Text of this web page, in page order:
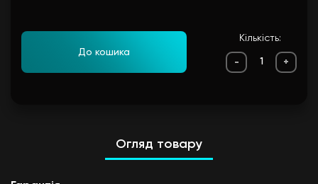
До кошика
Кількість:
- +
Огляд товару